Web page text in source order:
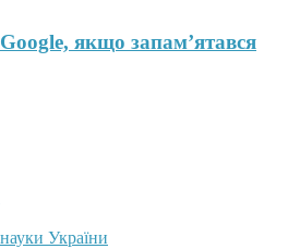
якщо запам’ятався